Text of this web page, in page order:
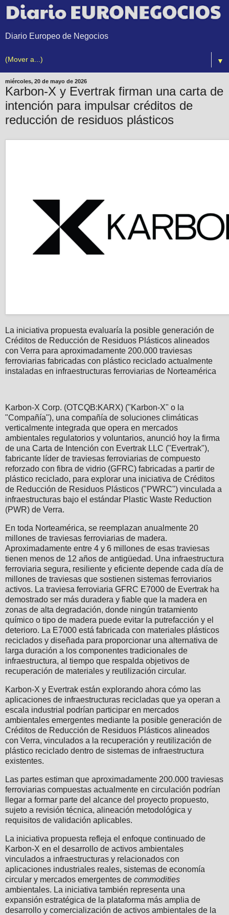
Diario Europeo de Negocios
▼
miércoles, 20 de mayo de 2026
Karbon-X y Evertrak firman una carta de
intención para impulsar créditos de
reducción de residuos plásticos
La iniciativa propuesta evaluaría la posible generación de
Créditos de Reducción de Residuos Plásticos alineados
con Verra para aproximadamente 200.000 traviesas
ferroviarias fabricadas con plástico reciclado actualmente
instaladas en infraestructuras ferroviarias de Norteamérica
Karbon-X Corp. (OTCQB:KARX) ("Karbon-X" o la
"Compañía"), una compañía de soluciones climáticas
verticalmente integrada que opera en mercados
ambientales regulatorios y voluntarios, anunció hoy la firma
de una Carta de Intención con Evertrak LLC ("Evertrak"),
fabricante líder de traviesas ferroviarias de compuesto
reforzado con fibra de vidrio (GFRC) fabricadas a partir de
plástico reciclado, para explorar una iniciativa de Créditos
de Reducción de Residuos Plásticos ("PWRC") vinculada a
infraestructuras bajo el estándar Plastic Waste Reduction
(PWR) de Verra.
En toda Norteamérica, se reemplazan anualmente 20
millones de traviesas ferroviarias de madera.
Aproximadamente entre 4 y 6 millones de esas traviesas
tienen menos de 12 años de antigüedad. Una infraestructura
ferroviaria segura, resiliente y eficiente depende cada día de
millones de traviesas que sostienen sistemas ferroviarios
activos. La traviesa ferroviaria GFRC E7000 de Evertrak ha
demostrado ser más duradera y fiable que la madera en
zonas de alta degradación, donde ningún tratamiento
químico o tipo de madera puede evitar la putrefacción y el
deterioro. La E7000 está fabricada con materiales plásticos
reciclados y diseñada para proporcionar una alternativa de
larga duración a los componentes tradicionales de
infraestructura, al tiempo que respalda objetivos de
recuperación de materiales y reutilización circular.
Karbon-X y Evertrak están explorando ahora cómo las
aplicaciones de infraestructuras recicladas que ya operan a
escala industrial podrían participar en mercados
ambientales emergentes mediante la posible generación de
Créditos de Reducción de Residuos Plásticos alineados
con Verra, vinculados a la recuperación y reutilización de
plástico reciclado dentro de sistemas de infraestructura
existentes.
Las partes estiman que aproximadamente 200.000 traviesas
ferroviarias compuestas actualmente en circulación podrían
llegar a formar parte del alcance del proyecto propuesto,
sujeto a revisión técnica, alineación metodológica y
requisitos de validación aplicables.
La iniciativa propuesta refleja el enfoque continuado de
Karbon-X en el desarrollo de activos ambientales
vinculados a infraestructuras y relacionados con
aplicaciones industriales reales, sistemas de economía
circular y mercados emergentes de commodities
ambientales. La iniciativa también representa una
expansión estratégica de la plataforma más amplia de
desarrollo y comercialización de activos ambientales de la